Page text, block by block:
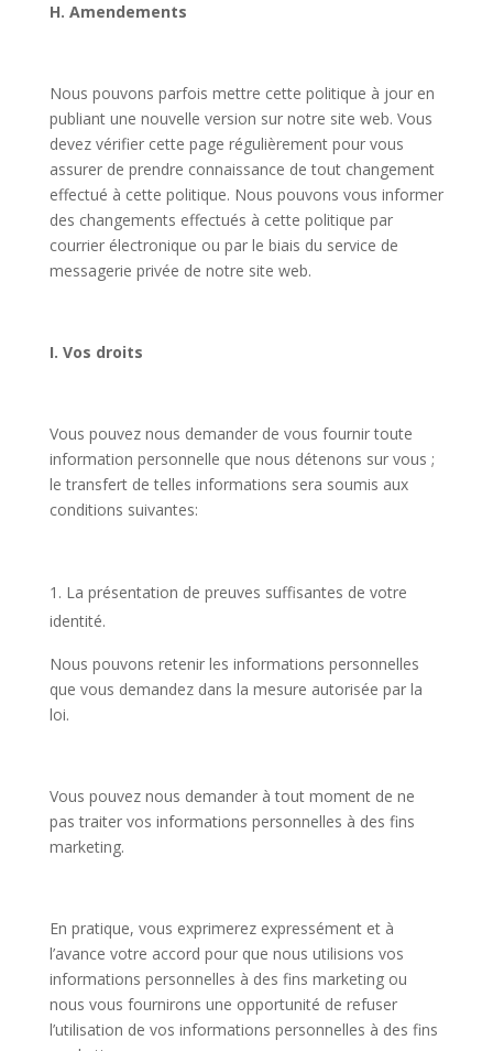
H. Amendements
Nous pouvons parfois mettre cette politique à jour en
publiant une nouvelle version sur notre site web. Vous
devez vérifier cette page régulièrement pour vous
assurer de prendre connaissance de tout changement
effectué à cette politique. Nous pouvons vous informer
des changements effectués à cette politique par
courrier électronique ou par le biais du service de
messagerie privée de notre site web.
I. Vos droits
Vous pouvez nous demander de vous fournir toute
information personnelle que nous détenons sur vous ;
le transfert de telles informations sera soumis aux
conditions suivantes:
La présentation de preuves suffisantes de votre
identité.
Nous pouvons retenir les informations personnelles
que vous demandez dans la mesure autorisée par la
loi.
Vous pouvez nous demander à tout moment de ne
pas traiter vos informations personnelles à des fins
marketing.
En pratique, vous exprimerez expressément et à
l’avance votre accord pour que nous utilisions vos
informations personnelles à des fins marketing ou
nous vous fournirons une opportunité de refuser
l’utilisation de vos informations personnelles à des fins